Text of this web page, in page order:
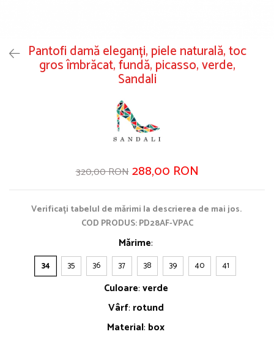
Pantofi damă eleganți, piele naturală, toc
gros îmbrăcat, fundă, picasso, verde,
Sandali
320,00 RON 288,00 RON
Verificați tabelul de mărimi la descrierea de mai jos.
COD PRODUS: PD28AF-VPAC
Mărime:
34 35 36 37 38 39 40 41
Culoare:verde
Vârf: rotund
Material: box